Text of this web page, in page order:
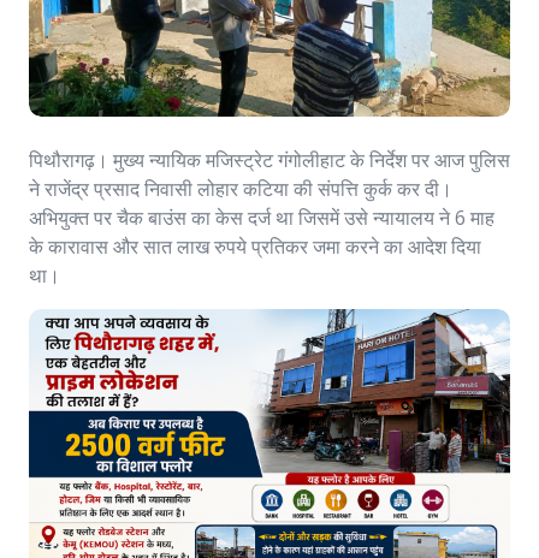
पिथौरागढ़। मुख्य न्यायिक मजिस्ट्रेट गंगोलीहाट के निर्देश पर आज पुलिस
ने राजेंद्र प्रसाद निवासी लोहार कटिया की संपत्ति कुर्क कर दी।
अभियुक्त पर चैक बाउंस का केस दर्ज था जिसमें उसे न्यायालय ने 6 माह
के कारावास और सात लाख रुपये प्रतिकर जमा करने का आदेश दिया
था।